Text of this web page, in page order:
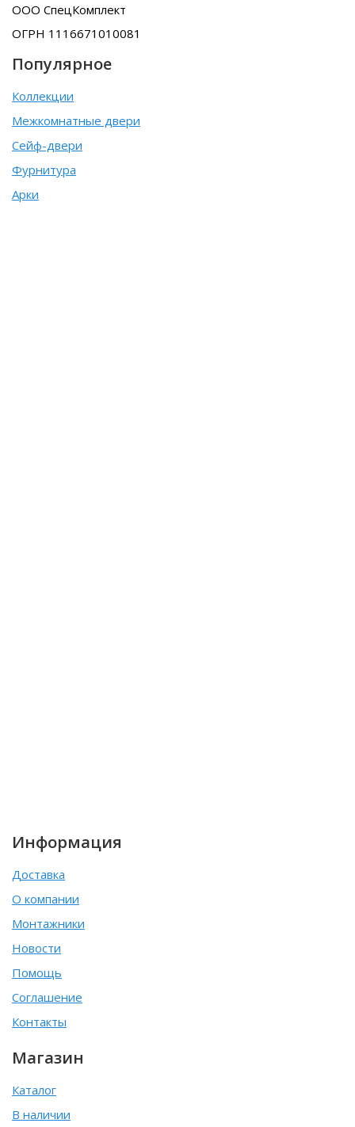
ООО СпецКомплект
ОГРН 1116671010081
Популярное
Коллекции
Межкомнатные двери
Сейф-двери
Фурнитура
Арки
Информация
Доставка
О компании
Монтажники
Новости
Помощь
Соглашение
Контакты
Магазин
Каталог
В наличии